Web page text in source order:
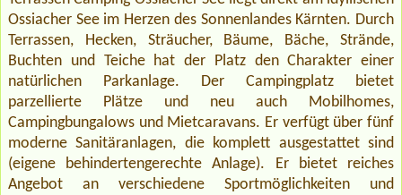
Ossiacher See im Herzen des Sonnenlandes Kärnten. Durch
Terrassen, Hecken, Sträucher, Bäume, Bäche, Strände,
Buchten und Teiche hat der Platz den Charakter einer
natürlichen Parkanlage. Der Campingplatz bietet
parzellierte Plätze und neu auch Mobilhomes,
Campingbungalows und Mietcaravans. Er verfügt über fünf
moderne Sanitäranlagen, die komplett ausgestattet sind
(eigene behindertengerechte Anlage). Er bietet reiches
Angebot an verschiedene Sportmöglichkeiten und